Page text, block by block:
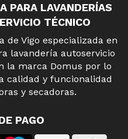
PARA LAVANDERÍAS
TÉCNICO
de Vigo especializada en
lavandería autoservicio
la marca Domus por lo
calidad y funcionalidad
y secadoras.
PAGO